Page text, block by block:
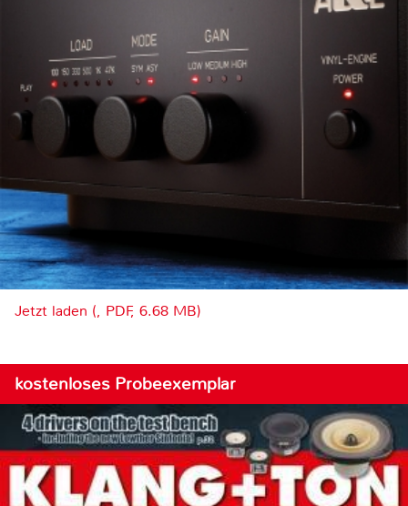
Jetzt laden (, PDF, 6.68 MB)
kostenloses Probeexemplar